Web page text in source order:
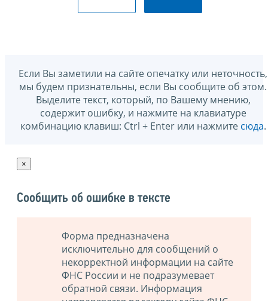
Если Вы заметили на сайте опечатку или неточность,
мы будем признательны, если Вы сообщите об этом.
Выделите текст, который, по Вашему мнению,
содержит ошибку, и нажмите на клавиатуре
комбинацию клавиш: Ctrl + Enter или нажмите сюда.
×
Сообщить об ошибке в тексте
Форма предназначена
исключительно для сообщений о
некорректной информации на сайте
ФНС России и не подразумевает
обратной связи. Информация